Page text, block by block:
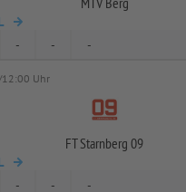
- - -
Uhr
FT Starnberg 09
- - -